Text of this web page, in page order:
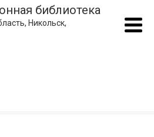
библиотека
Никольск,